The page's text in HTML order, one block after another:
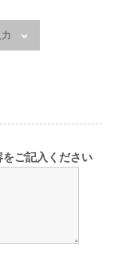
をご記入ください